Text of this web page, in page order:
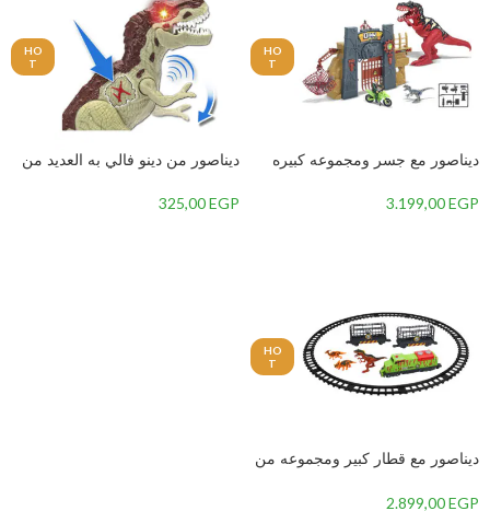
HO
T
ديناصور مع جسر ومجموعه كبيره
العديد من الازرار جميع المفصلات
3.199,00EGP
HO
T
ديناصور من دينو فالي به العديد من
قطعه -1-325,00EGP
HO
T
ديناصور مع قطار كبير ومجموعه من
الازرار جميع المفصلات متحركه وبه
2.899,00EGP